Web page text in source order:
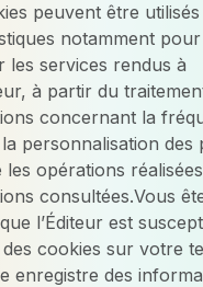
peuvent être
notamment pour
les services rendus à
à partir du
concernant la
la personnalisation des
les opérations
consultées.Vous
l’Éditeur est
cookies sur votre
enregistre des